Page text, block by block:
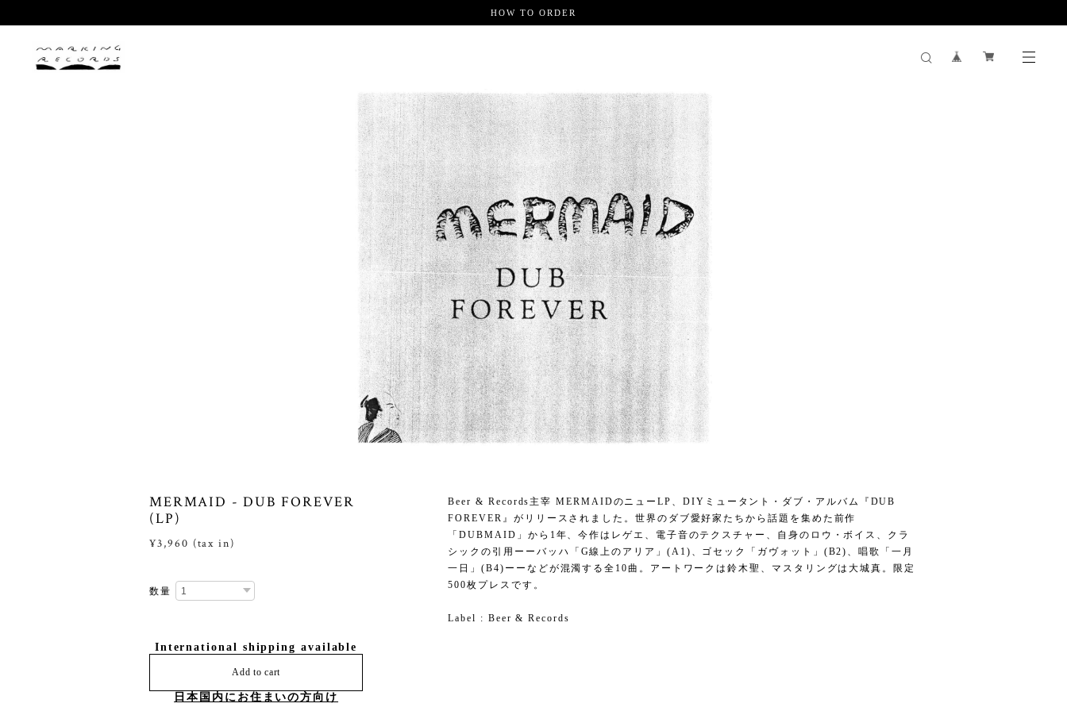
HOW TO ORDER
MERMAID - DUB FOREVER
(LP)
¥3,960 (tax in)
数量
International shipping available
Add to cart
日本国内にお住まいの方向け
Beer & Records主宰 MERMAIDのニューLP、DIYミュータント・ダブ・アルバム『DUB
FOREVER』がリリースされました。世界のダブ愛好家たちから話題を集めた前作
「DUBMAID」から1年、今作はレゲエ、電子音のテクスチャー、自身のロウ・ボイス、クラ
シックの引用ーーバッハ「G線上のアリア」(A1)、ゴセック「ガヴォット」(B2)、唱歌「一月
一日」(B4)ーーなどが混濁する全10曲。アートワークは鈴木聖、マスタリングは大城真。限定
500枚プレスです。
Label : Beer & Records